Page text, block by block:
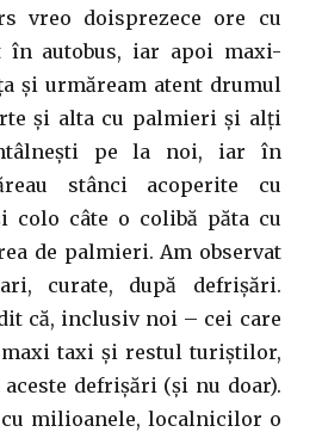
vreo doisprezece ore cu
în autobus, iar apoi maxi-
și urmăream atent drumul
și alta cu palmieri și alți
pe la noi, iar în
stânci acoperite cu
colo câte o colibă păta cu
de palmieri. Am observat
curate, după defrișări.
că, inclusiv noi – cei care
taxi și restul turiștilor,
defrișări (și nu doar).
milioanele, localnicilor o